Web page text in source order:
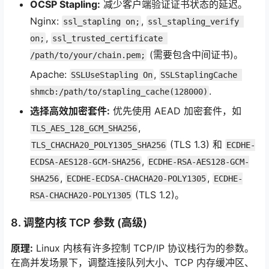
OCSP Stapling: 减少客户端验证证书状态的延迟。
Nginx: ssl_stapling on; , ssl_stapling_verify
on; , ssl_trusted_certificate
/path/to/your/chain.pem;
(需要包含中间证书)。
Apache: SSLUseStapling On, SSLStaplingCache
shmcb:/path/to/stapling_cache(128000) .
选择高效加密套件: 优先使用 AEAD 加密套件，如
TLS_AES_128_GCM_SHA256,
TLS_CHACHA20_POLY1305_SHA256 (TLS 1.3) 和 ECDHE-
ECDSA-AES128-GCM-SHA256, ECDHE-RSA-AES128-GCM-
SHA256, ECDHE-ECDSA-CHACHA20-POLY1305, ECDHE-
RSA-CHACHA20-POLY1305 (TLS 1.2)。
8. 调整内核 TCP 参数 (高级)
原理: Linux 内核有许多控制 TCP/IP 协议栈行为的参数。
在高并发场景下，调整连接队列大小、TCP 内存缓冲区、